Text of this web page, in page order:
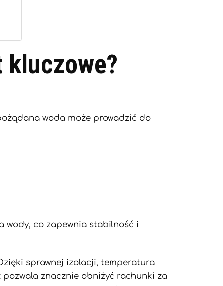
woda może prowadzić do
wody, co zapewnia stabilność i
sprawnej izolacji, temperatura
znacznie obniżyć rachunki za